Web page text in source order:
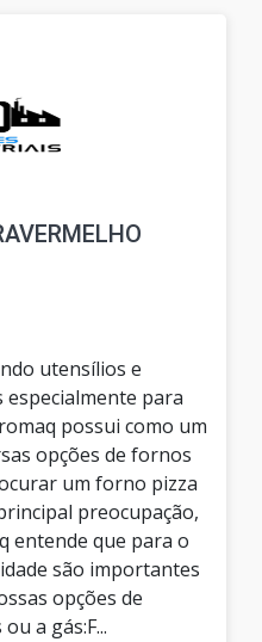
utensílios e
para
possui como um
opções de fornos
um forno pizza
preocupação,
entende que para o
são importantes
opções de
a gás:F...